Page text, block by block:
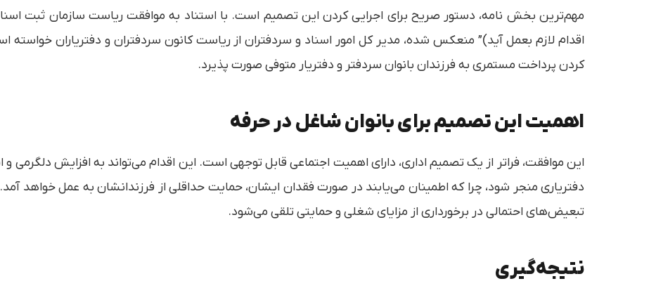
مهم‌ترین بخش نامه، دستور صریح برای اجرایی کردن این تصمیم است. با استناد به موافقت ریاست سازمان ثبت
اقدام لازم بعمل آید)” منعکس شده، مدیر کل امور اسناد و سردفتران از ریاست کانون سردفتران و دفتریاران خواسته
کردن پرداخت مستمری به فرزندان بانوان سردفتر و دفتریار متوفی صورت پذیرد.
اهمیت این تصمیم برای بانوان شاغل در حرفه
این موافقت، فراتر از یک تصمیم اداری، دارای اهمیت اجتماعی قابل توجهی است. این اقدام می‌تواند به افزایش دلگرمی
دفتریاری منجر شود، چرا که اطمینان می‌یابند در صورت فقدان ایشان، حمایت حداقلی از فرزندانشان به عمل خواهد
تبعیض‌های احتمالی در برخورداری از مزایای شغلی و حمایتی تلقی می‌شود.
نتیجه‌گیری